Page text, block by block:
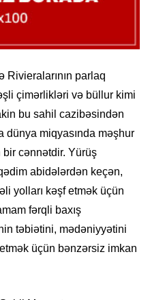
parlaq
çimərlikləri və büllur kimi
bu sahil cazibəsindən
dünya miqyasında məşhur
bir cənnətdir. Yürüş
abidələrdən keçən,
yolları kəşf etmək üçün
fərqli baxış
təbiətini, mədəniyyətini
üçün bənzərsiz imkan